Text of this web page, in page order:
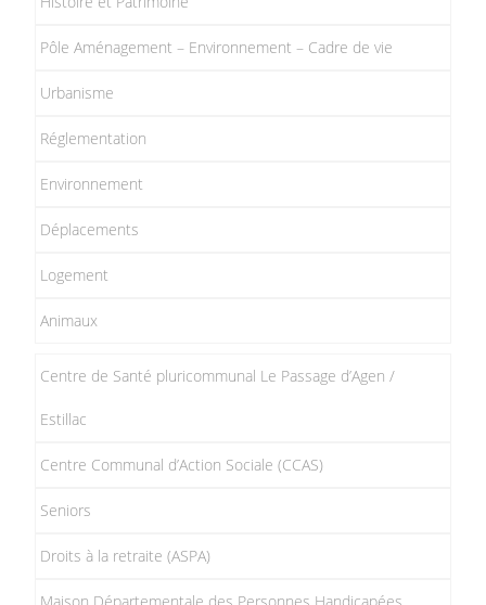
Pôle Aménagement – Environnement – Cadre de vie
Urbanisme
Réglementation
Environnement
Déplacements
Logement
Animaux
Centre de Santé pluricommunal Le Passage d’Agen /
Estillac
Centre Communal d’Action Sociale (CCAS)
Seniors
Droits à la retraite (ASPA)
Maison Départementale des Personnes Handicapées